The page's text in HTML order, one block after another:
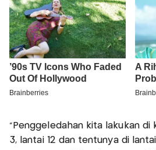
"Penggeledahan kita lakukan di
3, lantai 12 dan tentunya di